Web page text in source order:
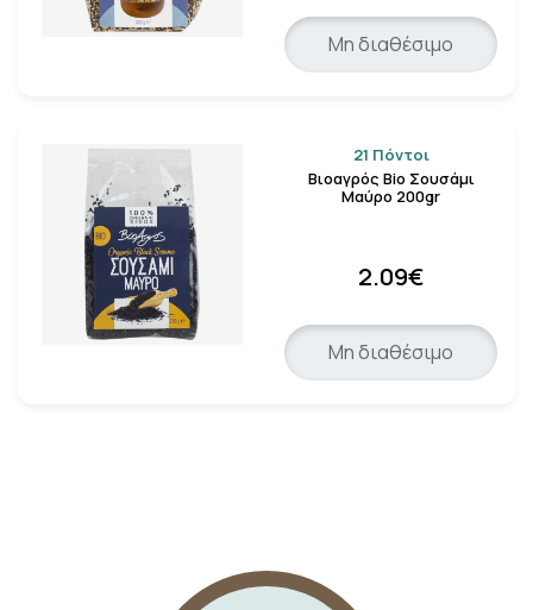
Μη διαθέσιμο
21 Πόντοι
Βιοαγρός Bio Σουσάμι
Μαύρο 200gr
2.09€
Μη διαθέσιμο